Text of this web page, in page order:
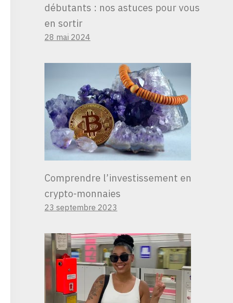
débutants : nos astuces pour vous
en sortir
28 mai 2024
Comprendre l’investissement en
crypto-monnaies
23 septembre 2023